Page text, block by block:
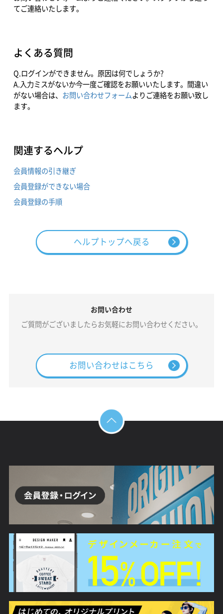
てご連絡いたします。
よくある質問
Q.ログインができません。原因は何でしょうか?
A.入力ミスがないか今一度ご確認をお願いいたします。間違い
がない場合は、 お問い合わせフォーム よりご連絡をお願い致し
ます。
関連するヘルプ
会員情報の引き継ぎ
会員登録ができない場合
会員登録の手順
ヘルプトップへ戻る
お問い合わせ
ご質問がございましたらお気軽にお問い合わせください。
お問い合わせはこちら